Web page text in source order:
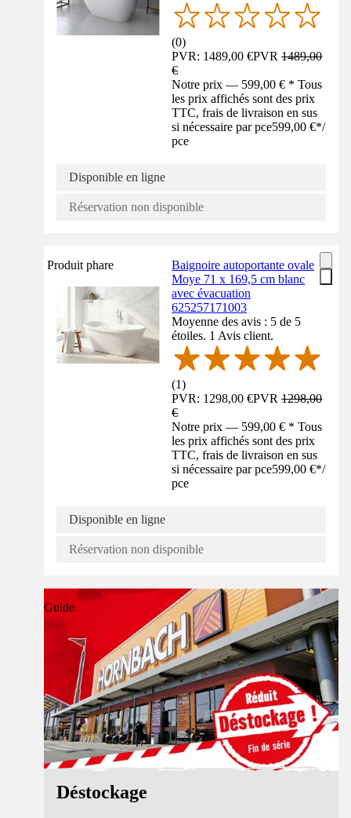
(0)
PVR: 1489,00 €PVR1489,00
€
Notre prix — 599,00 € * Tous
les prix affichés sont des prix
TTC, frais de livraison en sus
si nécessaire par pce599,00 €*/
pce
Disponible en ligne
Réservation non disponible
Produit phare
Baignoire autoportante ovale
Moye 71 x 169,5 cm blanc
avec évacuation
625257171003
Moyenne des avis : 5 de 5
étoiles. 1 Avis client.
(1)
PVR: 1298,00 €PVR1298,00
€
Notre prix — 599,00 € * Tous
les prix affichés sont des prix
TTC, frais de livraison en sus
si nécessaire par pce599,00 €*/
pce
Disponible en ligne
Réservation non disponible
Guide
Déstockage